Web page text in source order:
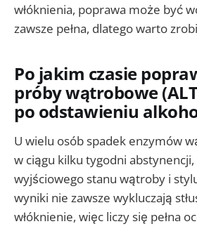
włóknienia, poprawa może być
zawsze pełna, dlatego warto
Po jakim czasie
próby wątrobowe
po odstawieniu
U wielu osób spadek enzymów
w ciągu kilku tygodni
wyjściowego stanu wątroby i
wyniki nie zawsze wykluczają
włóknienie, więc liczy się pełna